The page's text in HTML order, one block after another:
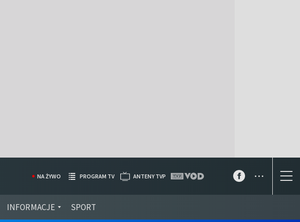
INFORMACJE SPORT
NA ŻYWO PROGRAM TV ANTENY TVP ...